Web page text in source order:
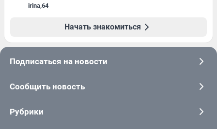
irina,64
Начать знакомиться
Подписаться на новости
Сообщить новость
Рубрики